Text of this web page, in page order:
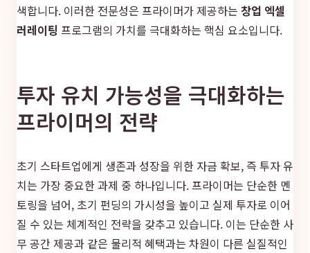
색합니다. 이러한 전문성은 프라이머가 제공하는 창업 엑셀
러레이팅 프로그램의 가치를 극대화하는 핵심 요소입니다.
투자 유치 가능성을 극대화하는
프라이머의 전략
초기 스타트업에게 생존과 성장을 위한 자금 확보, 즉 투자 유
치는 가장 중요한 과제 중 하나입니다. 프라이머는 단순한 멘
토링을 넘어, 초기 펀딩의 가시성을 높이고 실제 투자로 이어
질 수 있는 체계적인 전략을 갖추고 있습니다. 이는 단순한 사
무 공간 제공과 같은 물리적 혜택과는 차원이 다른 실질적인